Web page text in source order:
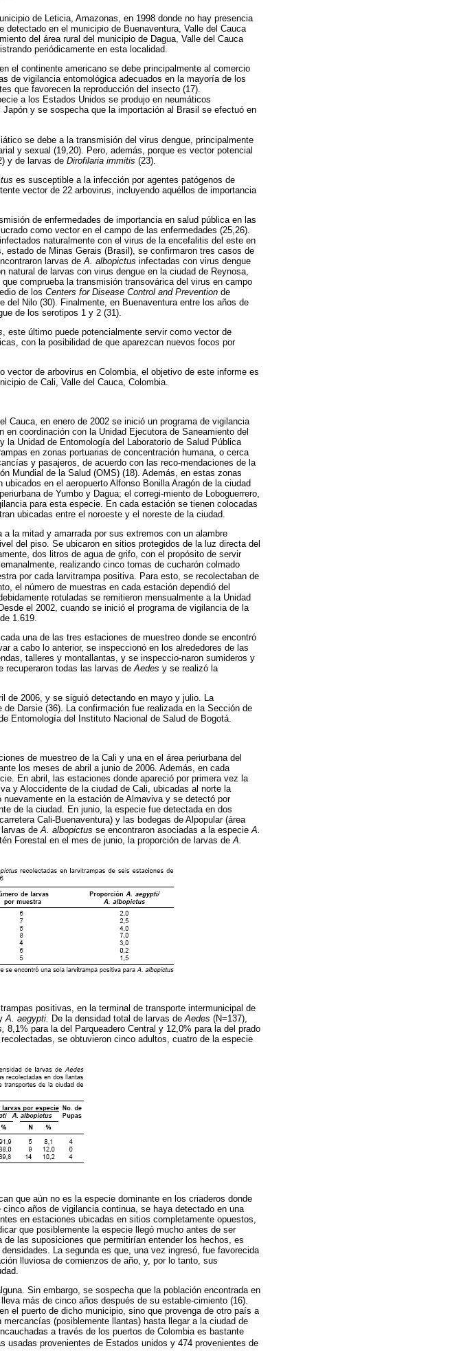
de Leticia, Amazonas, en 1998 donde no hay presencia
detectado en el municipio de Buenaventura, Valle del Cauca
del área rural del municipio de Dagua, Valle del Cauca
periódicamente en esta localidad.
en el continente americano se debe principalmente al comercio
de vigilancia entomológica adecuados en la mayoría de los
que favorecen la reproducción del insecto (17).
a los Estados Unidos se produjo en neumáticos
y se sospecha que la importación al Brasil se efectuó en
se debe a la transmisión del virus dengue, principalmente
y sexual (19,20). Pero, además, porque es vector potencial
y de larvas de Dirofilaria immitis (23).
es susceptible a la infección por agentes patógenos de
vector de 22 arbovirus, incluyendo aquéllos de importancia
de enfermedades de importancia en salud pública en las
como vector en el campo de las enfermedades (25,26).
naturalmente con el virus de la encefalitis del este en
estado de Minas Gerais (Brasil), se confirmaron tres casos de
larvas de A. albopictus infectadas con virus dengue
de larvas con virus dengue en la ciudad de Reynosa,
comprueba la transmisión transovárica del virus en campo
de los Centers for Disease Control and Prevention de
del Nilo (30). Finalmente, en Buenaventura entre los años de
de los serotipos 1 y 2 (31).
, este último puede potencialmente servir como vector de
con la posibilidad de que aparezcan nuevos focos por
vector de arbovirus en Colombia, el objetivo de este informe es
de Cali, Valle del Cauca, Colombia.
Cauca, en enero de 2002 se inició un programa de vigilancia
coordinación con la Unidad Ejecutora de Saneamiento del
Unidad de Entomología del Laboratorio de Salud Pública
en zonas portuarias de concentración humana, o cerca
y pasajeros, de acuerdo con las reco-mendaciones de la
Mundial de la Salud (OMS) (18). Además, en estas zonas
en el aeropuerto Alfonso Bonilla Aragón de la ciudad
de Yumbo y Dagua; el corregi-miento de Loboguerrero,
para esta especie. En cada estación se tienen colocadas
ubicadas entre el noroeste y el noreste de la ciudad.
la mitad y amarrada por sus extremos con un alambre
del piso. Se ubicaron en sitios protegidos de la luz directa del
dos litros de agua de grifo, con el propósito de servir
realizando cinco tomas de cucharón colmado
por cada larvitrampa positiva. Para esto, se recolectaban de
el número de muestras en cada estación dependió del
rotuladas se remitieron mensualmente a la Unidad
el 2002, cuando se inició el programa de vigilancia de la
1.619.
una de las tres estaciones de muestreo donde se encontró
a cabo lo anterior, se inspeccionó en los alrededores de las
talleres y montallantas, y se inspeccio-naron sumideros y
recuperaron todas las larvas deAedes y se realizó la
de 2006, y se siguió detectando en mayo y julio. La
Darsie (36). La confirmación fue realizada en la Sección de
Entomología del Instituto Nacional de Salud de Bogotá.
de muestreo de la Cali y una en el área periurbana del
los meses de abril a junio de 2006. Además, en cada
En abril, las estaciones donde apareció por primera vez la
y Aloccidente de la ciudad de Cali, ubicadas al norte la
en la estación de Almaviva y se detectó por
de la ciudad. En junio, la especie fue detectada en dos
Cali-Buenaventura) y las bodegas de Alpopular (área
de A. albopictus se encontraron asociadas a la especie A.
Forestal en el mes de junio, la proporción de larvas de A.
positivas, en la terminal de transporte intermunicipal de
A. aegypti. De la densidad total de larvas deAedes (N=137),
8,1% para la del Parqueadero Central y 12,0% para la del prado
se obtuvieron cinco adultos, cuatro de la especie
que aún no es la especie dominante en los criaderos donde
cinco años de vigilancia continua, se haya detectado en una
en estaciones ubicadas en sitios completamente opuestos,
que posiblemente la especie llegó mucho antes de ser
las suposiciones que permitirían entender los hechos, es
La segunda es que, una vez ingresó, fue favorecida
lluviosa de comienzos de año, y, por lo tanto, sus
Sin embargo, se sospecha que la población encontrada en
más de cinco años después de su estable-cimiento (16).
el puerto de dicho municipio, sino que provenga de otro país a
(posiblemente llantas) hasta llegar a la ciudad de
a través de los puertos de Colombia es bastante
usadas provenientes de Estados unidos y 474 provenientes de